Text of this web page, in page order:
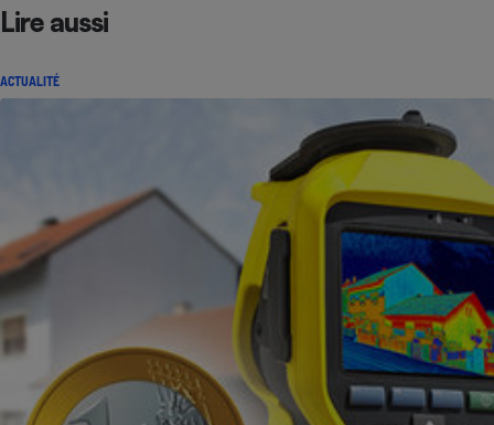
Lire aussi
ACTUALITÉ